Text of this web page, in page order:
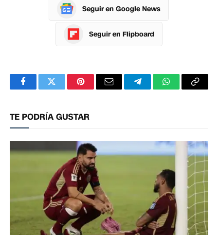
Seguir en Google News
Seguir en Flipboard
FacebookTwitterPinterestCorreoTelegramWhatsApp
TE PODRÍA GUSTAR